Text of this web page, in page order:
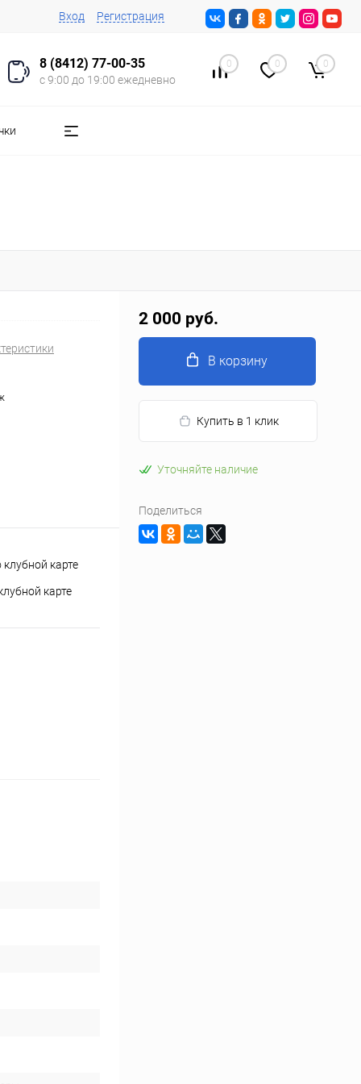
Вход Регистрация
8 (8412) 77-00-35
с 9:00 до 19:00 ежедневно
0 0 0
карте
2 000 руб.
В корзину
Купить в 1 клик
Уточняйте наличие
Поделиться